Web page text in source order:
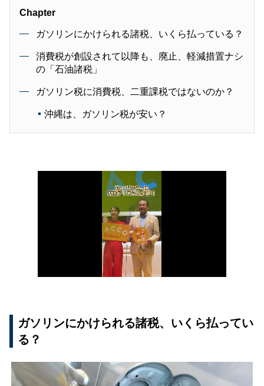
Chapter
ガソリンにかけられる諸税、いくら払っている？
消費税が創設されて以降も、廃止、軽減措置ナシ
の「石油諸税」
ガソリン税に消費税、二重課税ではないのか？
沖縄は、ガソリン税が安い？
ガソリンにかけられる諸税、いくら払ってい
る？